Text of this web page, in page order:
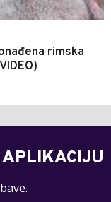
rimska
APLIKACIJU